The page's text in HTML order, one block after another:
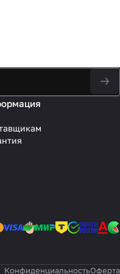
КонфиденциальностьОферта